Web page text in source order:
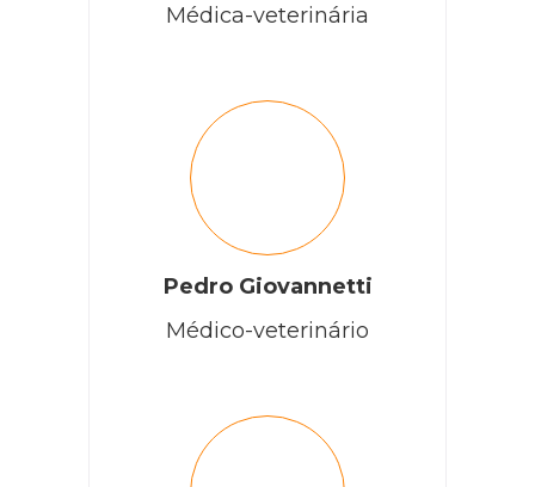
Médica-veterinária
Pedro Giovannetti
Médico-veterinário